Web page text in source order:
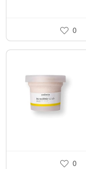
0
0